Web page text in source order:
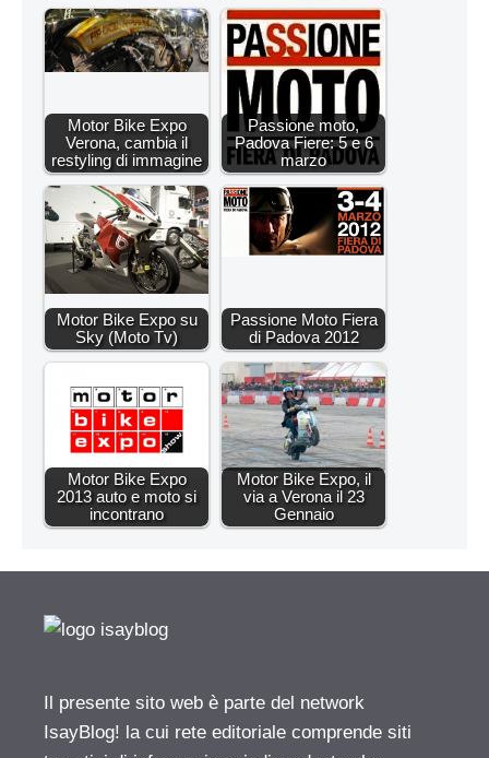
Motor Bike Expo
Verona, cambia il
restyling di immagine
Passione moto,
Padova Fiere: 5 e 6
marzo
Motor Bike Expo su
Sky (Moto Tv)
Passione Moto Fiera
di Padova 2012
Motor Bike Expo
2013 auto e moto si
incontrano
Motor Bike Expo, il
via a Verona il 23
Gennaio
Il presente sito web è parte del network
IsayBlog! la cui rete editoriale comprende siti